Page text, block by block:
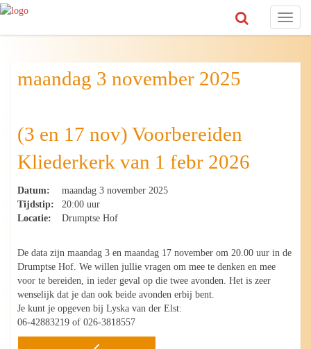
Toggle
maandag 3 november 2025
(3 en 17 nov) Voorbereiden
Kliederkerk van 1 febr 2026
Datum:
maandag 3 november 2025
Tijdstip:
20:00 uur
Locatie:
Drumptse Hof
De data zijn maandag 3 en maandag 17 november om 20.00 uur in de
Drumptse Hof. We willen jullie vragen om mee te denken en mee
voor te bereiden, in ieder geval op die twee avonden. Het is zeer
wenselijk dat je dan ook beide avonden erbij bent.
Je kunt je opgeven bij Lyska van der Elst:
06-42883219 of 026-3818557